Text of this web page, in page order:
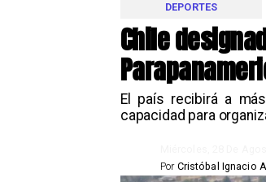
Chile
​El país recibirá a
capacidad para
DEPORTES
Cristóbal Ignacio
Por